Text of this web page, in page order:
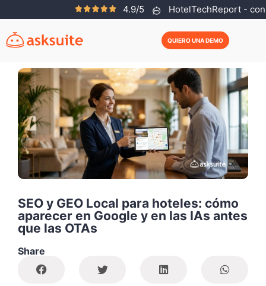
4.9/5 HotelTechReport -
QUIERO UNA DEMO
SEO y GEO Local para hoteles: cómo
aparecer en Google y en las IAs antes
que las OTAs
Share